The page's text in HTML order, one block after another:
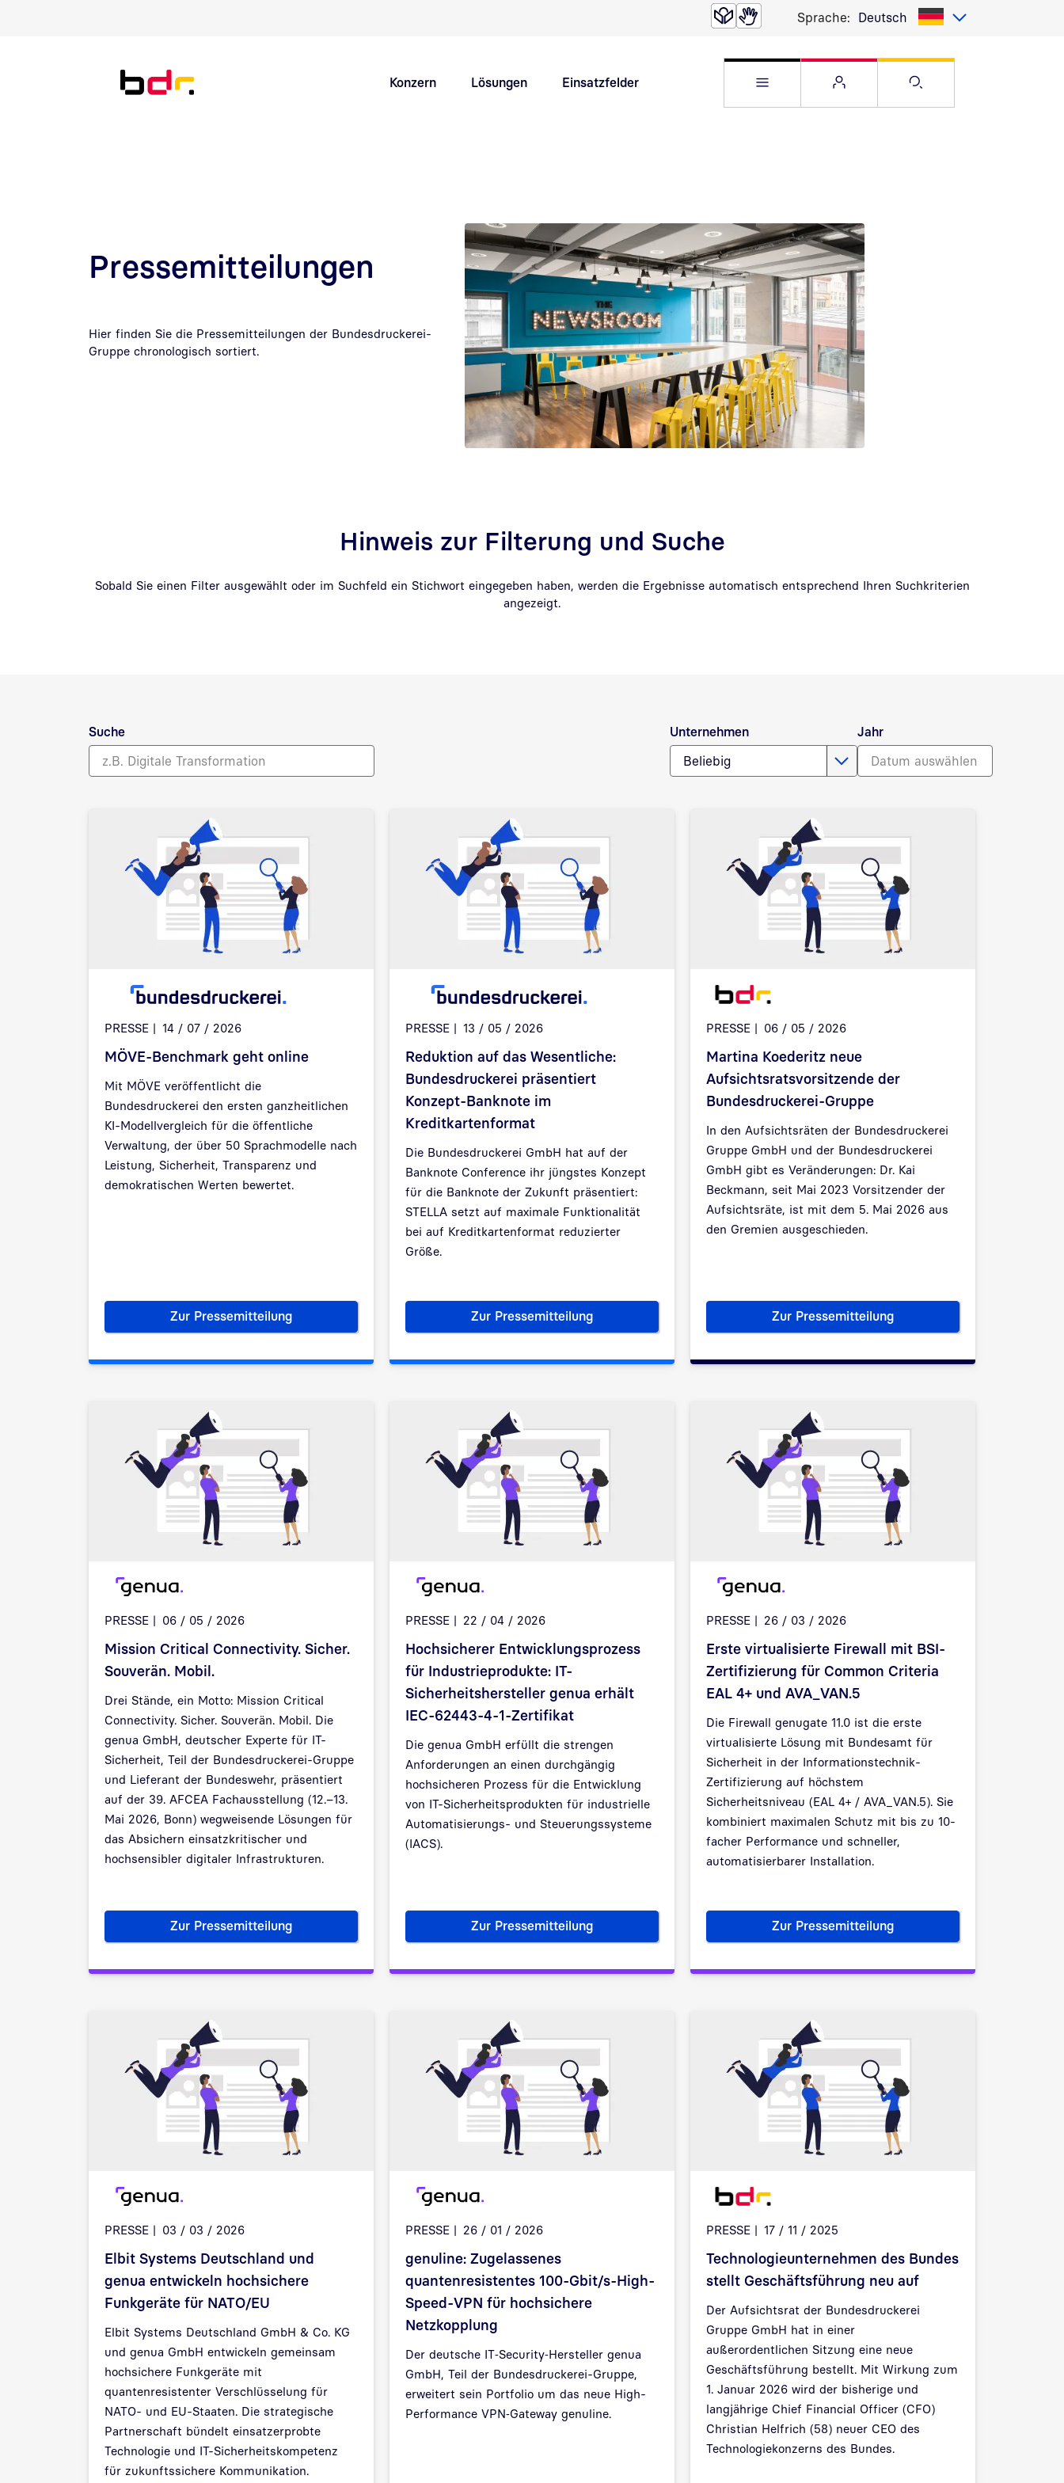
Sprache: Deutsch
Konzern Lösungen Einsatzfelder Websitemenü öffnenService Menü öffnen
Suche öffnen
Pressemitteilungen
Hier finden Sie die Pressemitteilungen der Bundesdruckerei-
Gruppe chronologisch sortiert.
Hinweis zur Filterung und Suche
Sobald Sie einen Filter ausgewählt oder im Suchfeld ein Stichwort eingegeben haben, werden die Ergebnisse automatisch entsprechend Ihren Suchkriterien
angezeigt.
Suche
Unternehmen
Beliebig
Jahr
PRESSE 14 / 07 / 2026
MÖVE-Benchmark geht online
Mit MÖVE veröffentlicht die
Bundesdruckerei den ersten ganzheitlichen
KI-Modellvergleich für die öffentliche
Verwaltung, der über 50 Sprachmodelle nach
Leistung, Sicherheit, Transparenz und
demokratischen Werten bewertet.
Zur PressemitteilungMÖVE-Benchmark geht online
PRESSE 13 / 05 / 2026
Reduktion auf das Wesentliche:
Bundesdruckerei präsentiert
Konzept-Banknote im
Kreditkartenformat
Die Bundesdruckerei GmbH hat auf der
Banknote Conference ihr jüngstes Konzept
für die Banknote der Zukunft präsentiert:
STELLA setzt auf maximale Funktionalität
bei auf Kreditkartenformat reduzierter
Größe.
Zur PressemitteilungReduktion auf das Wesentliche: Bundesdruckerei präsentiert Konzept-Banknote im
PRESSE 06 / 05 / 2026
Martina Koederitz neue
Aufsichtsratsvorsitzende der
Bundesdruckerei-Gruppe
In den Aufsichtsräten der Bundesdruckerei
Gruppe GmbH und der Bundesdruckerei
GmbH gibt es Veränderungen: Dr. Kai
Beckmann, seit Mai 2023 Vorsitzender der
Aufsichtsräte, ist mit dem 5. Mai 2026 aus
den Gremien ausgeschieden.
Zur PressemitteilungMartina Koederitz neue
PRESSE 06 / 05 / 2026
Mission Critical Connectivity. Sicher.
Souverän. Mobil.
Drei Stände, ein Motto: Mission Critical
Connectivity. Sicher. Souverän. Mobil. Die
genua GmbH, deutscher Experte für IT-
Sicherheit, Teil der Bundesdruckerei-Gruppe
und Lieferant der Bundeswehr, präsentiert
auf der 39. AFCEA Fachausstellung (12.–13.
Mai 2026, Bonn) wegweisende Lösungen für
das Absichern einsatzkritischer und
hochsensibler digitaler Infrastrukturen.
Zur PressemitteilungMission Critical Connectivity. Sicher. Souverän. Mobil.
PRESSE 22 / 04 / 2026
Hochsicherer Entwicklungsprozess
für Industrieprodukte: IT-
Sicherheitshersteller genua erhält
IEC-62443-4-1-Zertifikat
Die genua GmbH erfüllt die strengen
Anforderungen an einen durchgängig
hochsicheren Prozess für die Entwicklung
von IT-Sicherheitsprodukten für industrielle
Automatisierungs- und Steuerungssysteme
(IACS).
Zur PressemitteilungHochsicherer Entwicklungsprozess für Industrieprodukte: IT-Sicherheitshersteller genua
PRESSE 26 / 03 / 2026
Erste virtualisierte Firewall mit BSI-
Zertifizierung für Common Criteria
EAL 4+ und AVA_VAN.5
Die Firewall genugate 11.0 ist die erste
virtualisierte Lösung mit Bundesamt für
Sicherheit in der Informationstechnik-
Zertifizierung auf höchstem
Sicherheitsniveau (EAL 4+ / AVA_VAN.5). Sie
kombiniert maximalen Schutz mit bis zu 10-
facher Performance und schneller,
automatisierbarer Installation.
Zur PressemitteilungErste virtualisierte Firewall mit BSI-
PRESSE 03 / 03 / 2026
Elbit Systems Deutschland und
genua entwickeln hochsichere
Funkgeräte für NATO/EU
Elbit Systems Deutschland GmbH & Co. KG
und genua GmbH entwickeln gemeinsam
hochsichere Funkgeräte mit
quantenresistenter Verschlüsselung für
NATO- und EU-Staaten. Die strategische
Partnerschaft bündelt einsatzerprobte
Technologie und IT-Sicherheitskompetenz
für zukunftssichere Kommunikation.
PRESSE 26 / 01 / 2026
genuline: Zugelassenes
quantenresistentes 100-Gbit/s-High-
Speed-VPN für hochsichere
Netzkopplung
Der deutsche IT‑Security‑Hersteller genua
GmbH, Teil der Bundesdruckerei-Gruppe,
erweitert sein Portfolio um das neue High-
Performance VPN‑Gateway genuline.
PRESSE 17 / 11 / 2025
Technologieunternehmen des Bundes
stellt Geschäftsführung neu auf
Der Aufsichtsrat der Bundesdruckerei
Gruppe GmbH hat in einer
außerordentlichen Sitzung eine neue
Geschäftsführung bestellt. Mit Wirkung zum
1. Januar 2026 wird der bisherige und
langjährige Chief Financial Officer (CFO)
Christian Helfrich (58) neuer CEO des
Technologiekonzerns des Bundes.